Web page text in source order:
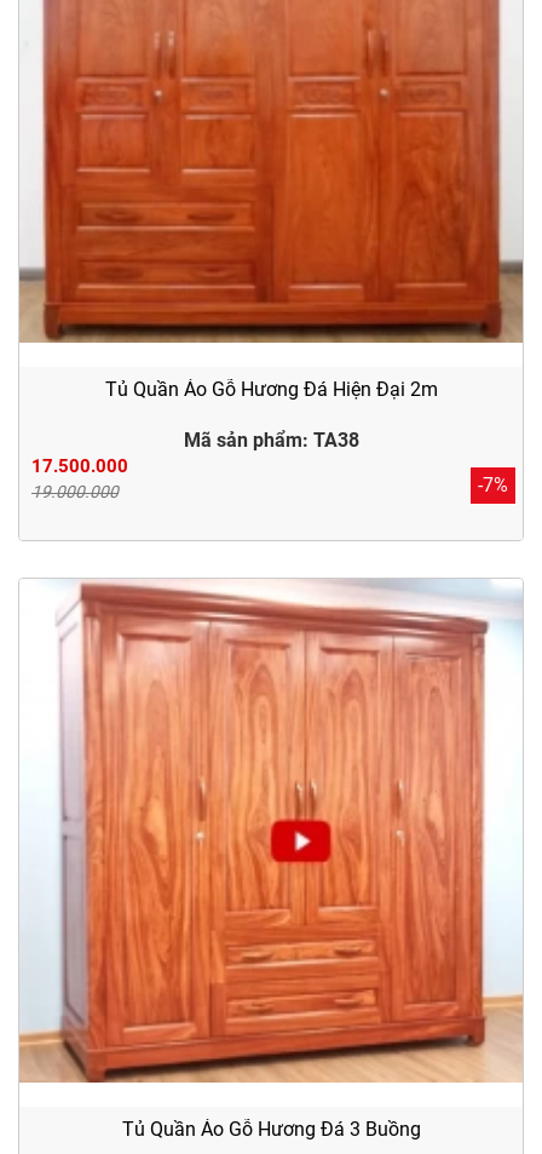
Tủ Quần Áo Gỗ Hương Đá Hiện Đại 2m
Mã sản phẩm: TA38
17.500.000
19.000.000 -7%
Tủ Quần Áo Gỗ Hương Đá 3 Buồng